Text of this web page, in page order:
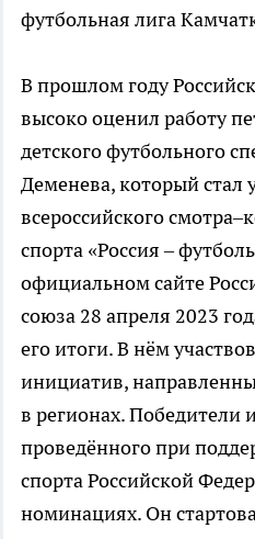
футбольная лига
В прошлом году
высоко оценил работу
детского футбольного
Деменева, который стал
всероссийского
спорта «Россия –
официальном сайте
союза 28 апреля 2023
его итоги. В нём
инициатив,
в регионах. Победители
проведённого при
спорта Российской
номинациях. Он